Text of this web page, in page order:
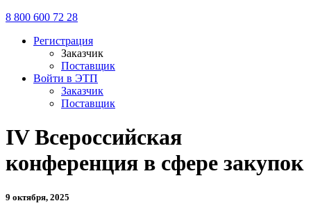
8 800 600 72 28
Регистрация
Заказчик
Поставщик
Войти в ЭТП
Заказчик
Поставщик
IV Всероссийская
конференция в сфере закупок
9 октября, 2025